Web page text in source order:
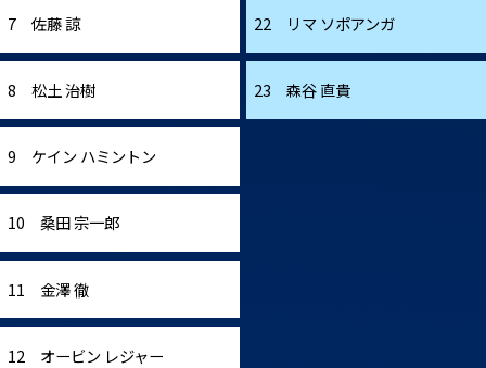
7 佐藤 諒
8 松土 治樹
9 ケイン ハミントン
10 桑田 宗一郎
11 金澤 徹
12 オービン レジャー
22 リマ ソポアンガ
23 森谷 直貴